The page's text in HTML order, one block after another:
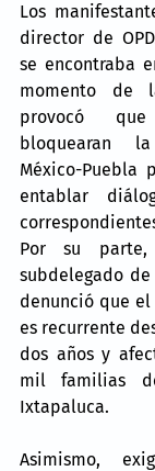
Los
director de
se encontraba
momento de
provocó
bloquearan
México-Puebla
entablar
Por su parte,
subdelegado
denunció que
es recurrente
dos años y
mil familias
Ixtapaluca.
Asimismo,